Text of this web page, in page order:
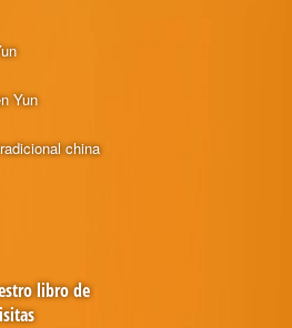
Yun
china
libro de